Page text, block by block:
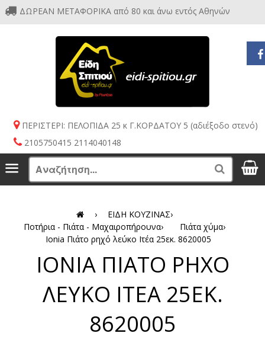
ΔΩΡΕΑΝ ΜΕΤΑΦΟΡΙΚΑ από 80 και άνω εντός Αθηνών
ΠΕΡΙΣΤΕΡΙ: ΠΕΛΟΠΙΔΑ 25 κ Γ.ΚΟΡΔΑΤΟΥ 5 (αδιέξοδο στενό)
2105750415 2114040148
Menu Search
› ΕΙΔΗ ΚΟΥΖΙΝΑΣ›
Ποτήρια - Πιάτα - Μαχαιροπήρουνα› Πιάτα χύμα›
Ionia Πιάτο ρηχό λεύκο Ιτέα 25εκ. 8620005
IONIA ΠΙΑΤΟ ΡΗΧΟ
ΛΕΥΚΟ ΙΤΕΑ 25ΕΚ.
8620005